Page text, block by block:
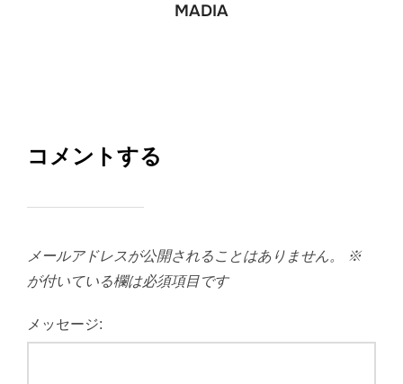
MADIA
コメントする
メールアドレスが公開されることはありません。
※
が付いている欄は必須項目です
メッセージ: